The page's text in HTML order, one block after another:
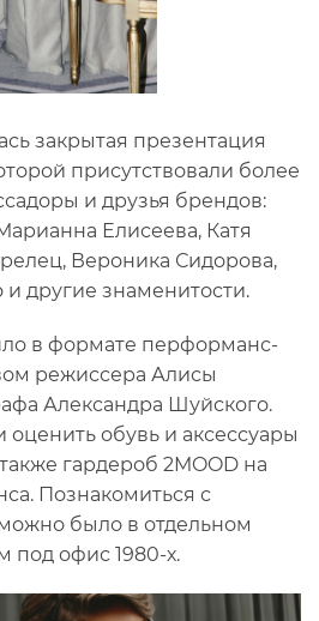
закрытая презентация
присутствовали более
и друзья брендов:
Елисеева, Катя
Вероника Сидорова,
другие знаменитости.
в формате перформанс-
режиссера Алисы
Александра Шуйского.
оценить обувь и аксессуары
гардероб 2MOOD на
Познакомиться с
было в отдельном
под офис 1980-х.